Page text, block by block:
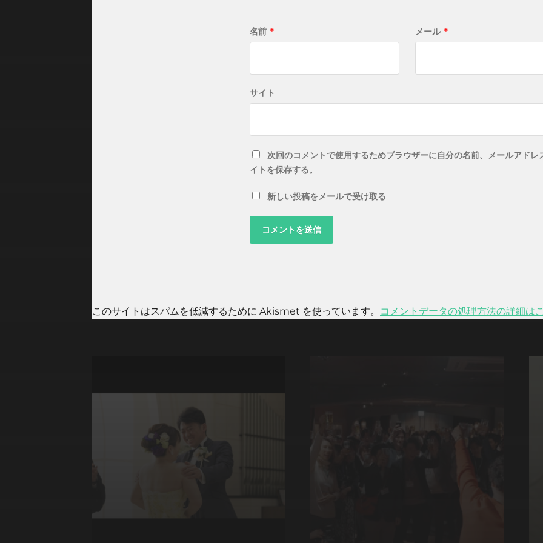
名前 * メール *
サイト
次回のコメントで使用するためブラウザーに自分の名前、メールアドレ
イトを保存する。
新しい投稿をメールで受け取る
このサイトはスパムを低減するために Akismet を使っています。 コメントデータの処理方法の詳細は